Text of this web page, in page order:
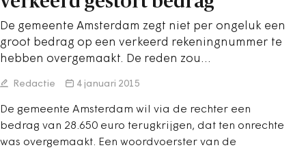
De gemeente Amsterdam zegt niet per ongeluk een
groot bedrag op een verkeerd rekeningnummer te
hebben overgemaakt. De reden zou…
Redactie 4 januari 2015
De gemeente Amsterdam wil via de rechter een
bedrag van 28.650 euro terugkrijgen, dat ten onrechte
was overgemaakt. Een woordvoerster van de